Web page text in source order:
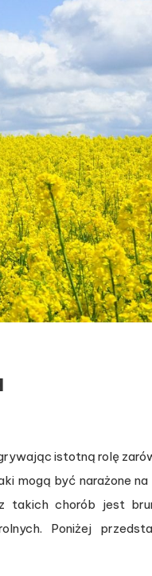
istotną rolę
mogą być narażone na
takich chorób jest
Poniżej